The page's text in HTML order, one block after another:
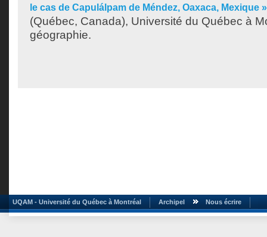
le cas de Capulálpam de Méndez, Oaxaca, Mexique »
(Québec, Canada), Université du Québec à
géographie.
UQAM - Université du Québec à Montréal Archipel Nous écrire